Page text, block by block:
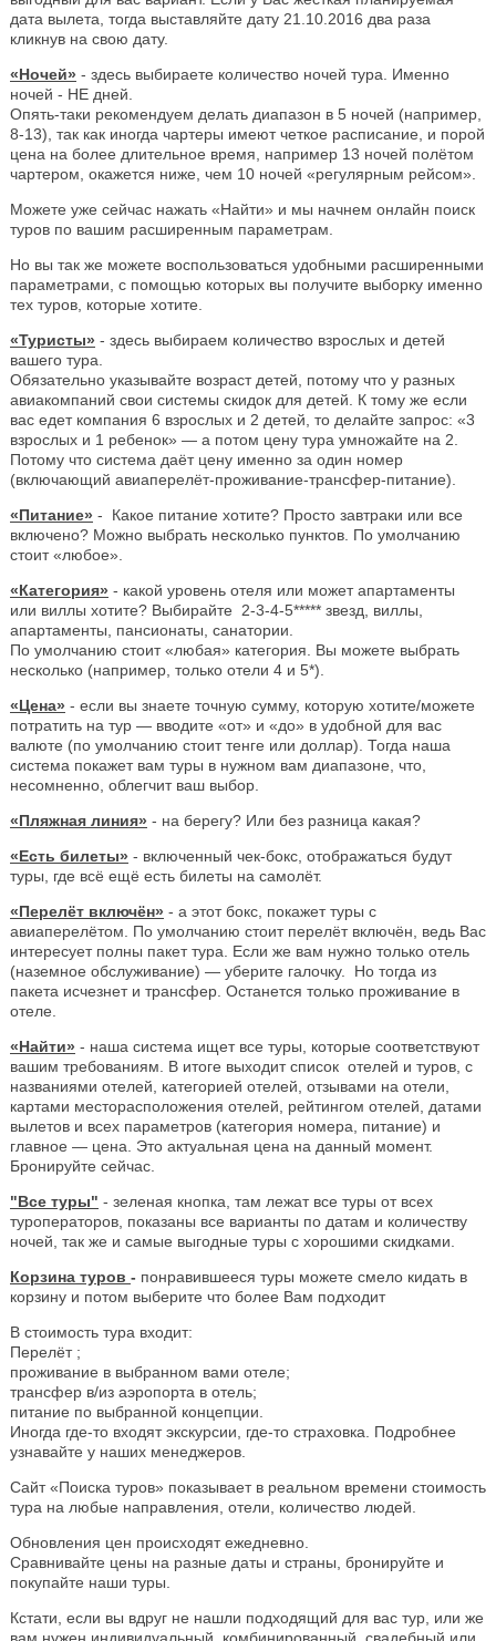
дата вылета, тогда выставляйте дату 21.10.2016 два раза
кликнув на свою дату.
«Ночей» - здесь выбираете количество ночей тура. Именно
ночей - НЕ дней.
Опять-таки рекомендуем делать диапазон в 5 ночей (например,
8-13), так как иногда чартеры имеют четкое расписание, и порой
цена на более длительное время, например 13 ночей полётом
чартером, окажется ниже, чем 10 ночей «регулярным рейсом».
Можете уже сейчас нажать «Найти» и мы начнем онлайн поиск
туров по вашим расширенным параметрам.
Но вы так же можете воспользоваться удобными расширенными
параметрами, с помощью которых вы получите выборку именно
тех туров, которые хотите.
«Туристы» - здесь выбираем количество взрослых и детей
вашего тура.
Обязательно указывайте возраст детей, потому что у разных
авиакомпаний свои системы скидок для детей. К тому же если
вас едет компания 6 взрослых и 2 детей, то делайте запрос: «3
взрослых и 1 ребенок» — а потом цену тура умножайте на 2.
Потому что система даёт цену именно за один номер
(включающий авиаперелёт-проживание-трансфер-питание).
«Питание» - Какое питание хотите? Просто завтраки или все
включено? Можно выбрать несколько пунктов. По умолчанию
стоит «любое».
«Категория» - какой уровень отеля или может апартаменты
или виллы хотите? Выбирайте 2-3-4-5***** звезд, виллы,
апартаменты, пансионаты, санатории.
По умолчанию стоит «любая» категория. Вы можете выбрать
несколько (например, только отели 4 и 5*).
«Цена» - если вы знаете точную сумму, которую хотите/можете
потратить на тур — вводите «от» и «до» в удобной для вас
валюте (по умолчанию стоит тенге или доллар). Тогда наша
система покажет вам туры в нужном вам диапазоне, что,
несомненно, облегчит ваш выбор.
«Пляжная линия» - на берегу? Или без разница какая?
«Есть билеты» - включенный чек-бокс, отображаться будут
туры, где всё ещё есть билеты на самолёт.
«Перелёт включён» - а этот бокс, покажет туры с
авиаперелётом. По умолчанию стоит перелёт включён, ведь Вас
интересует полны пакет тура. Если же вам нужно только отель
(наземное обслуживание) — уберите галочку. Но тогда из
пакета исчезнет и трансфер. Останется только проживание в
отеле.
«Найти» - наша система ищет все туры, которые соответствуют
вашим требованиям. В итоге выходит список отелей и туров, с
названиями отелей, категорией отелей, отзывами на отели,
картами месторасположения отелей, рейтингом отелей, датами
вылетов и всех параметров (категория номера, питание) и
главное — цена. Это актуальная цена на данный момент.
Бронируйте сейчас.
"Все туры" - зеленая кнопка, там лежат все туры от всех
туроператоров, показаны все варианты по датам и количеству
ночей, так же и самые выгодные туры с хорошими скидками.
Корзина туров - понравившееся туры можете смело кидать в
корзину и потом выберите что более Вам подходит
В стоимость тура входит:
Перелёт ;
проживание в выбранном вами отеле;
трансфер в/из аэропорта в отель;
питание по выбранной концепции.
Иногда где-то входят экскурсии, где-то страховка. Подробнее
узнавайте у наших менеджеров.
Сайт «Поиска туров» показывает в реальном времени стоимость
тура на любые направления, отели, количество людей.
Обновления цен происходят ежедневно.
Сравнивайте цены на разные даты и страны, бронируйте и
покупайте наши туры.
Кстати, если вы вдруг не нашли подходящий для вас тур, или же